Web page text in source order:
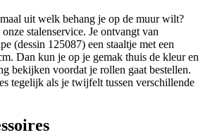
uit welk behang je op de muur wilt?
stalenservice. Je ontvangt van
(dessin 125087) een staaltje met een
Dan kun je op je gemak thuis de kleur en
bekijken voordat je rollen gaat bestellen.
tegelijk als je twijfelt tussen verschillende